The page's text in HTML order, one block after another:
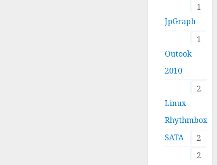
1
JpGraph
1
Outook
2010
2
Linux
Rhythmbox
2
SATA
2